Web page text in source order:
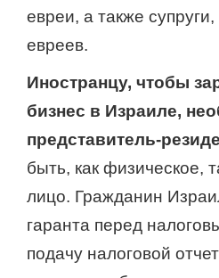
евреи, а также супруги,
евреев.
Иностранцу, чтобы
бизнес в Израиле,
представитель-
быть, как физическое,
лицо. Гражданин
гаранта перед
подачу налоговой